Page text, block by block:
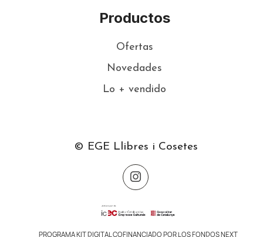
Productos
Ofertas
Novedades
Lo + vendido
© EGE Llibres i Cosetes
PROGRAMA KIT DIGITAL COFINANCIADO POR LOS FONDOS NEXT